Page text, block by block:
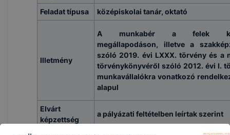
Feladat típusa középiskolai tanár, oktató
Illetmény
A munkabér a felek
megállapodáson, illetve a
szóló 2019. évi LXXX. törvény és a
törvénykönyvéről szóló 2012. évi I.
munkavállalókra vonatkozó
alapul
Elvárt
képzettség
a pályázati feltételben leírtak szerint